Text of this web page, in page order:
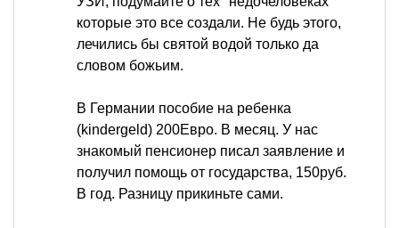
которые это все создали. Не будь этого,
лечились бы святой водой только да
словом божьим.
В Германии пособие на ребенка
(kindergeld) 200Евро. В месяц. У нас
знакомый пенсионер писал заявление и
получил помощь от государства, 150руб.
В год. Разницу прикиньте сами.